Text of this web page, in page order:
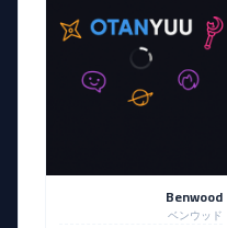
Benwood
ベンウッド